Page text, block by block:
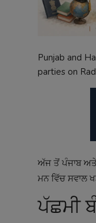
Punjab and
parties on
ਅੱਜ ਤੋਂ ਪੰਜਾਬ
ਮਨ ਵਿੱਚ ਸਵਾਲ
ਪੱਛਮੀ